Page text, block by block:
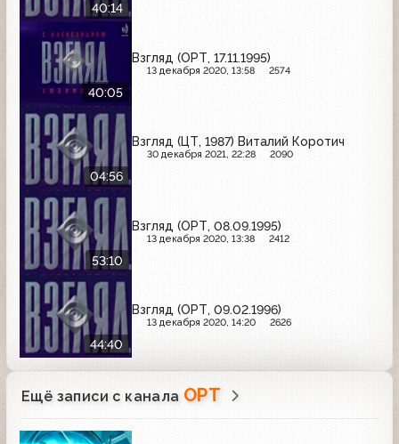
40:14
40:05
Взгляд (ОРТ, 17.11.1995)
13 декабря 2020, 13:58 2574
04:56
Взгляд (ЦТ, 1987) Виталий Коротич
30 декабря 2021, 22:28 2090
53:10
Взгляд (ОРТ, 08.09.1995)
13 декабря 2020, 13:38 2412
44:40
Взгляд (ОРТ, 09.02.1996)
13 декабря 2020, 14:20 2626
Ещё записи с канала ОРТ